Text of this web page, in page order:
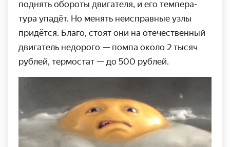
поднять обороты двигателя, и его темпера­
тура упадёт. Но менять неисправ­ные узлы
придётся. Благо, стоят они на отече­ственный
двигатель недорого — помпа около 2 тысяч
рублей, термостат — до 500 рублей.